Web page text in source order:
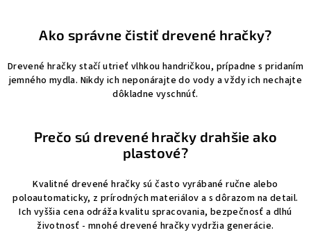
Ako správne čistiť drevené hračky?
Drevené hračky stačí utrieť vlhkou handričkou, prípadne s pridaním
jemného mydla. Nikdy ich neponárajte do vody a vždy ich nechajte
dôkladne vyschnúť.
Prečo sú drevené hračky drahšie ako
plastové?
Kvalitné drevené hračky sú často vyrábané ručne alebo
poloautomaticky, z prírodných materiálov a s dôrazom na detail.
Ich vyššia cena odráža kvalitu spracovania, bezpečnosť a dlhú
životnosť - mnohé drevené hračky vydržia generácie.